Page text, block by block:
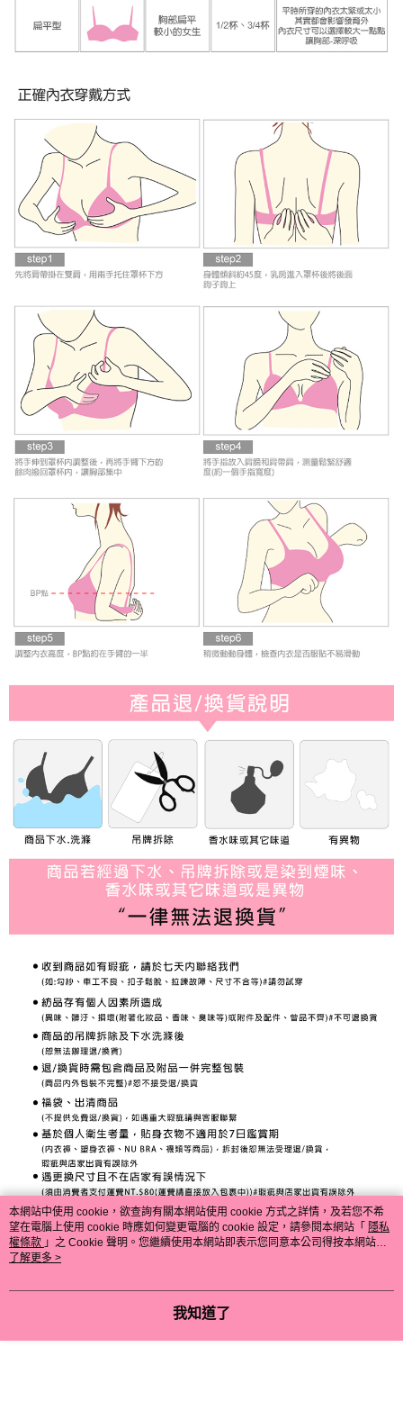
本網站中使用 cookie，欲查詢有關本網站使用 cookie 方式之詳情，及若您不希
望在電腦上使用 cookie 時應如何變更電腦的 cookie 設定，請參閱本網站「 隱私
權條款 」之 Cookie 聲明。您繼續使用本網站即表示您同意本公司得按本網站使
用條款之 Cookie 聲明使用 cookie。
了解更多 >
我知道了